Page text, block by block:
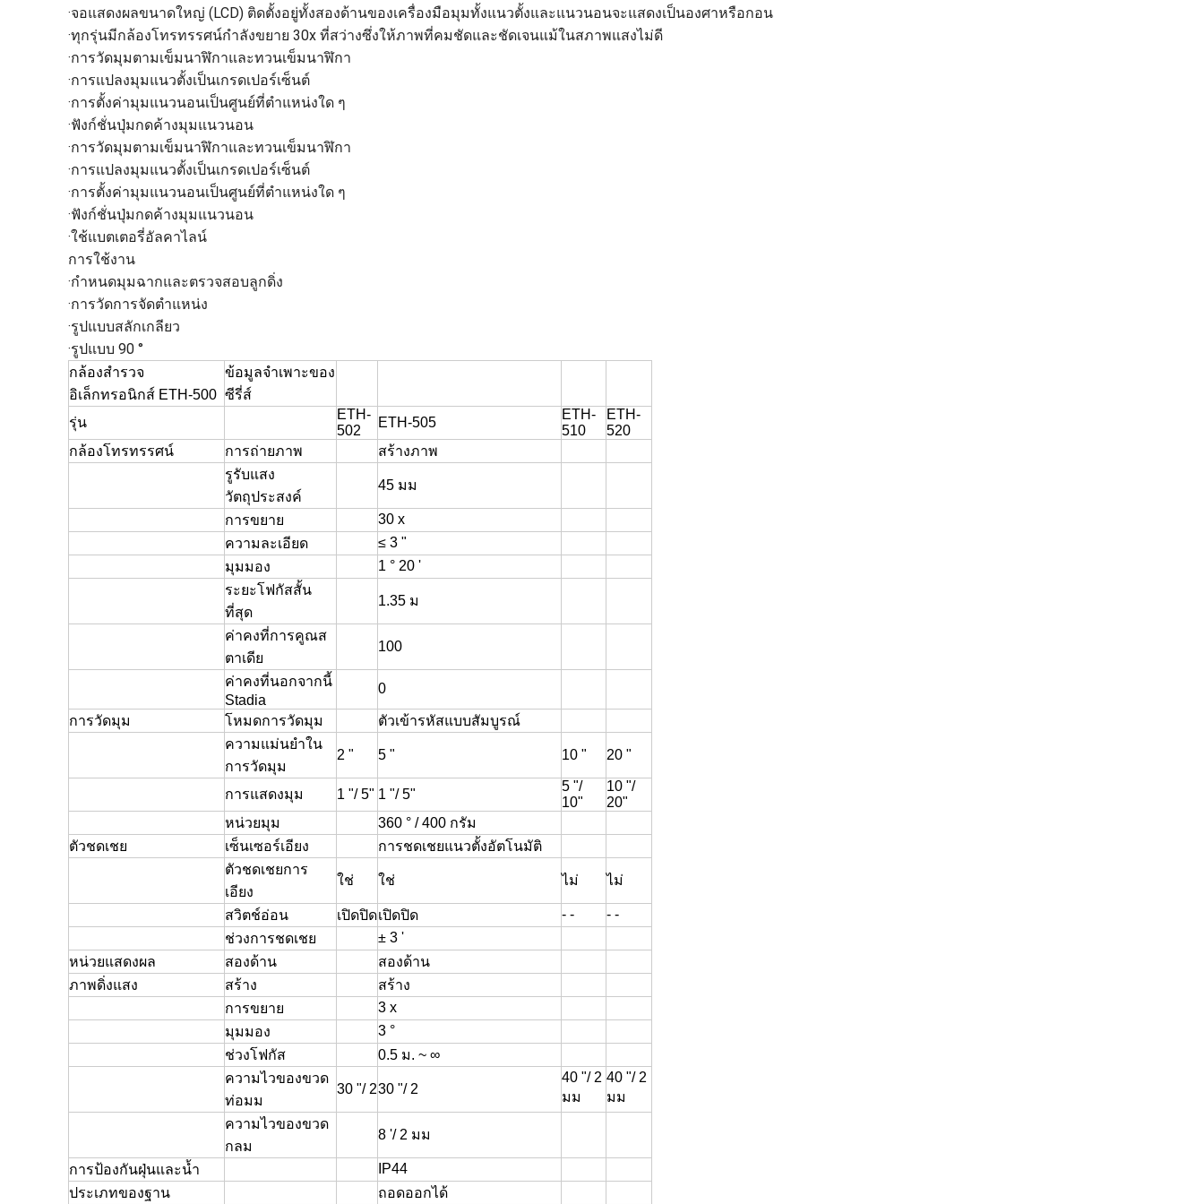
·จอแสดงผลขนาดใหญ่ (LCD) ติดตั้งอยู่ทั้งสองด้านของเครื่องมือมุมทั้งแนวตั้งและแนวนอนจะแสดงเป็นองศาหรือกอน
·ทุกรุ่นมีกล้องโทรทรรศน์กำลังขยาย 30x ที่สว่างซึ่งให้ภาพที่คมชัดและชัดเจนแม้ในสภาพแสงไม่ดี
·การวัดมุมตามเข็มนาฬิกาและทวนเข็มนาฬิกา
·การแปลงมุมแนวตั้งเป็นเกรดเปอร์เซ็นต์
·การตั้งค่ามุมแนวนอนเป็นศูนย์ที่ตำแหน่งใด ๆ
·ฟังก์ชั่นปุ่มกดค้างมุมแนวนอน
·การวัดมุมตามเข็มนาฬิกาและทวนเข็มนาฬิกา
·การแปลงมุมแนวตั้งเป็นเกรดเปอร์เซ็นต์
·การตั้งค่ามุมแนวนอนเป็นศูนย์ที่ตำแหน่งใด ๆ
·ฟังก์ชั่นปุ่มกดค้างมุมแนวนอน
·ใช้แบตเตอรี่อัลคาไลน์
การใช้งาน
·กำหนดมุมฉากและตรวจสอบลูกดิ่ง
·การวัดการจัดตำแหน่ง
·รูปแบบสลักเกลียว
·รูปแบบ 90 °
กล้องสำรวจ
อิเล็กทรอนิกส์ ETH-500
ข้อมูลจำเพาะของ
ซีรี่ส์
รุ่น
ETH-
502
ETH-505
ETH-
510
ETH-
520
กล้องโทรทรรศน์
การถ่ายภาพ
สร้างภาพ
รูรับแสง
วัตถุประสงค์
45 มม
การขยาย
30 x
ความละเอียด
≤ 3 "
มุมมอง
1 ° 20 '
ระยะโฟกัสสั้น
ที่สุด
1.35 ม
ค่าคงที่การคูณส
ตาเดีย
100
ค่าคงที่นอกจากนี้
Stadia
0
การวัดมุม โหมดการวัดมุม
ตัวเข้ารหัสแบบสัมบูรณ์
ความแม่นยำใน
การวัดมุม
2 " 5 " 10 " 20 "
การแสดงมุม 1 "/ 5" 1 "/ 5"
5 "/
10"
10 "/
20"
หน่วยมุม
360 ° / 400 กรัม
ตัวชดเชย
เซ็นเซอร์เอียง
การชดเชยแนวตั้งอัตโนมัติ
ตัวชดเชยการ
เอียง
ใช่ ใช่ ไม่ ไม่
สวิตช์อ่อน เปิดปิดเปิดปิด - -
- -
ช่วงการชดเชย
± 3 '
หน่วยแสดงผล
สองด้าน
สองด้าน
ภาพดิ่งแสง
สร้าง
สร้าง
การขยาย
3 x
มุมมอง
3 °
ช่วงโฟกัส
0.5 ม. ~ ∞
ความไวของขวด
ท่อมม
30 "/ 230 "/ 2
40 "/ 2
มม
40 "/ 2
มม
ความไวของขวด
กลม
8 '/ 2 มม
การป้องกันฝุ่นและน้ำ
IP44
ประเภทของฐาน
ถอดออกได้